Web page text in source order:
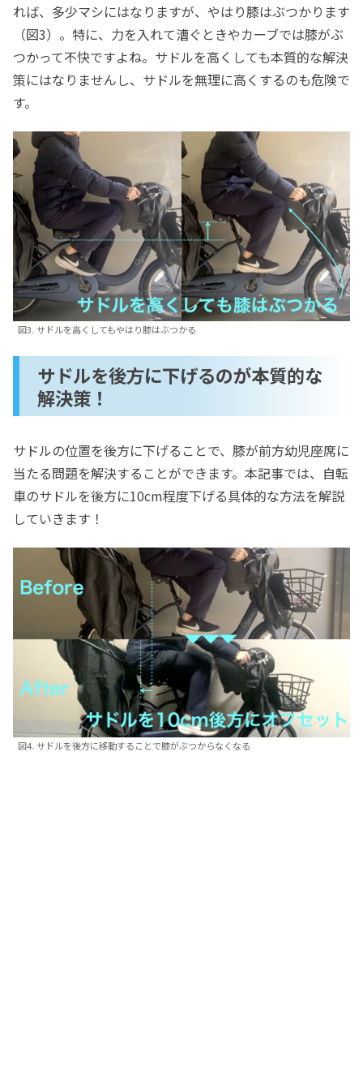
れば、多少マシにはなりますが、やはり膝はぶつかります
（図3）。特に、力を入れて漕ぐときやカーブでは膝がぶ
つかって不快ですよね。サドルを高くしても本質的な解決
策にはなりませんし、サドルを無理に高くするのも危険で
す。
図3. サドルを高くしてもやはり膝はぶつかる
サドルを後方に下げるのが本質的な
解決策！
サドルの位置を後方に下げることで、膝が前方幼児座席に
当たる問題を解決することができます。本記事では、自転
車のサドルを後方に10cm程度下げる具体的な方法を解説
していきます！
図4. サドルを後方に移動することで膝がぶつからなくなる